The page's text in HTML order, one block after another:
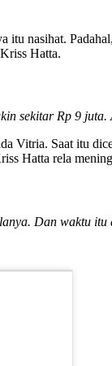
itu nasihat.
Hatta.
sekitar Rp 9
Vitria. Saat itu
Hatta rela
Dan waktu